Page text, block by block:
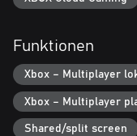
Funktionen
Xbox – Multiplayer
Xbox – Multiplayer
Shared/split screen